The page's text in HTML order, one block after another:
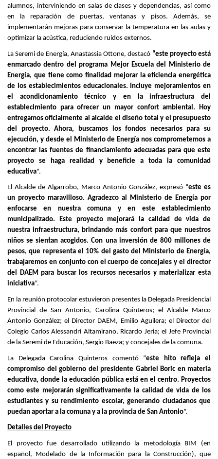
alumnos, interviniendo en salas de clases y dependencias, así como
en la reparación de puertas, ventanas y pisos. Además, se
implementarán mejoras para conservar la temperatura en las aulas y
optimizar la acústica, reduciendo ruidos externos.
La Seremi de Energía, Anastassia Ottone, destacó “este proyecto está
enmarcado dentro del programa Mejor Escuela del Ministerio de
Energía, que tiene como finalidad mejorar la eficiencia energética
de los establecimientos educacionales. Incluye mejoramientos en
el acondicionamiento técnico y en la infraestructura del
establecimiento para ofrecer un mayor confort ambiental. Hoy
entregamos oficialmente al alcalde el diseño total y el presupuesto
del proyecto. Ahora, buscamos los fondos necesarios para su
ejecución, y desde el Ministerio de Energía nos comprometemos a
encontrar las fuentes de financiamiento adecuadas para que este
proyecto se haga realidad y beneficie a toda la comunidad
educativa”.
El Alcalde de Algarrobo, Marco Antonio González, expresó “este es
un proyecto maravilloso. Agradezco al Ministerio de Energía por
enfocarse en nuestra comuna y en este establecimiento
municipalizado. Este proyecto mejorará la calidad de vida de
nuestra infraestructura, brindando más confort para que nuestros
niños se sientan acogidos. Con una inversión de 800 millones de
pesos, que representa el 10% del gasto del Ministerio de Energía,
trabajaremos en conjunto con el cuerpo de concejales y el director
del DAEM para buscar los recursos necesarios y materializar esta
iniciativa”.
En la reunión protocolar estuvieron presentes la Delegada Presidencial
Provincial de San Antonio, Carolina Quinteros; el Alcalde Marco
Antonio González; el Director DAEM, Emilio Aguilera; el Director del
Colegio Carlos Alessandri Altamirano, Ricardo Jeria; el Jefe Provincial
de la Seremi de Educación, Sergio Baeza; y concejales de la comuna.
La Delegada Carolina Quinteros comentó “este hito refleja el
compromiso del gobierno del presidente Gabriel Boric en materia
educativa, donde la educación pública está en el centro. Proyectos
como este mejorarán significativamente la calidad de vida de los
estudiantes y su rendimiento escolar, generando ciudadanos que
puedan aportar a la comuna y a la provincia de San Antonio”.
Detalles del Proyecto
El proyecto fue desarrollado utilizando la metodología BIM (en
español, Modelado de la Información para la Construcción), que